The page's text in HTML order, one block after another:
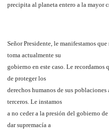
precipita al planeta entero a la mayor
Señor Presidente, le manifestamos
toma actualmente su
gobierno en este caso. Le
de proteger los
derechos humanos de sus
terceros. Le instamos
a no ceder a la presión del gobierno
dar supremacía a